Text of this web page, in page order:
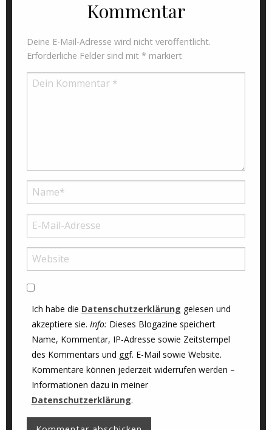
Kommentar
Deine E-Mail-Adresse wird nicht veröffentlicht.
Erforderliche Felder sind mit * markiert
Ich habe die Datenschutzerklärung gelesen und
akzeptiere sie. Info: Dieses Blogazine speichert
Name, Kommentar, IP-Adresse sowie Zeitstempel
des Kommentars und ggf. E-Mail sowie Website.
Kommentare können jederzeit widerrufen werden –
Informationen dazu in meiner
Datenschutzerklärung.